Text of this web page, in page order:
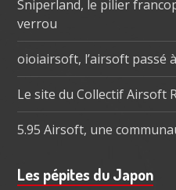
Sniperland, le pilier
verrou
oioiairsoft, l’airsoft passé
Le site du Collectif Airsoft
5.95 Airsoft, une
Les pépites du Japon